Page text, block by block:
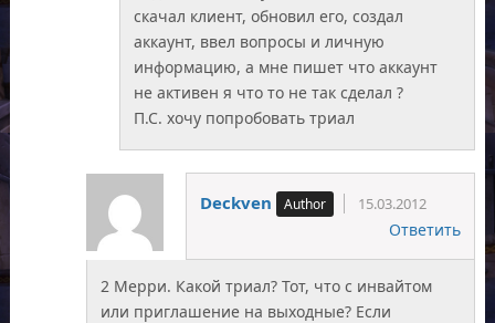
скачал клиент, обновил его, создал
аккаунт, ввел вопросы и личную
информацию, а мне пишет что аккаунт
не активен я что то не так сделал ?
П.С. хочу попробовать триал
Deckven 15.03.2012
Ответить
2 Мерри. Какой триал? Тот, что с инвайтом
или приглашение на выходные? Если